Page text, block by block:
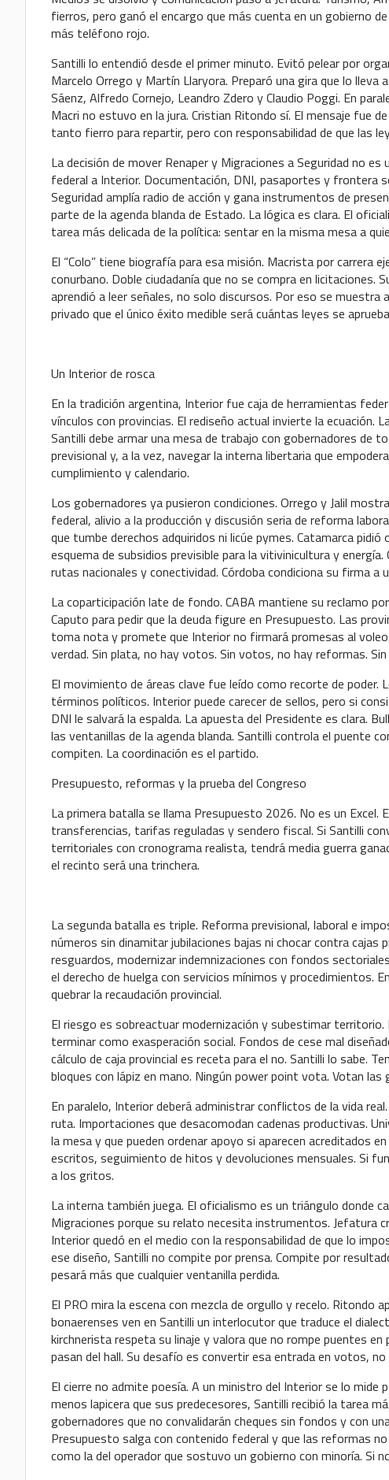
fierros, pero ganó el encargo que más cuenta en un gobierno
más teléfono rojo.
Santilli lo entendió desde el primer minuto. Evitó pelear por
Marcelo Orrego y Martín Llaryora. Preparó una gira que lo
Sáenz, Alfredo Cornejo, Leandro Zdero y Claudio Poggi. En
Macri no estuvo en la jura. Cristian Ritondo sí. El mensaje fue
tanto fierro para repartir, pero con responsabilidad de que las
La decisión de mover Renaper y Migraciones a Seguridad no
federal a Interior. Documentación, DNI, pasaportes y frontera
Seguridad amplía radio de acción y gana instrumentos de
parte de la agenda blanda de Estado. La lógica es clara. El
tarea más delicada de la política: sentar en la misma mesa a
El “Colo” tiene biografía para esa misión. Macrista por carrera
conurbano. Doble ciudadanía que no se compra en licitaciones.
aprendió a leer señales, no solo discursos. Por eso se
privado que el único éxito medible será cuántas leyes se
Un Interior de rosca
En la tradición argentina, Interior fue caja de herramientas
vínculos con provincias. El rediseño actual invierte la ecuación.
Santilli debe armar una mesa de trabajo con gobernadores de
previsional y, a la vez, navegar la interna libertaria que
cumplimiento y calendario.
Los gobernadores ya pusieron condiciones. Orrego y Jalil
federal, alivio a la producción y discusión seria de reforma
que tumbe derechos adquiridos ni licúe pymes. Catamarca
esquema de subsidios previsible para la vitivinicultura y
rutas nacionales y conectividad. Córdoba condiciona su firma a
La coparticipación late de fondo. CABA mantiene su reclamo
Caputo para pedir que la deuda figure en Presupuesto. Las
toma nota y promete que Interior no firmará promesas al
verdad. Sin plata, no hay votos. Sin votos, no hay reformas.
El movimiento de áreas clave fue leído como recorte de
términos políticos. Interior puede carecer de sellos, pero si
DNI le salvará la espalda. La apuesta del Presidente es clara.
las ventanillas de la agenda blanda. Santilli controla el puente
compiten. La coordinación es el partido.
Presupuesto, reformas y la prueba del Congreso
La primera batalla se llama Presupuesto 2026. No es un Excel.
transferencias, tarifas reguladas y sendero fiscal. Si Santilli
territoriales con cronograma realista, tendrá media guerra
el recinto será una trinchera.
La segunda batalla es triple. Reforma previsional, laboral e
números sin dinamitar jubilaciones bajas ni chocar contra cajas
resguardos, modernizar indemnizaciones con fondos
el derecho de huelga con servicios mínimos y procedimientos.
quebrar la recaudación provincial.
El riesgo es sobreactuar modernización y subestimar
terminar como exasperación social. Fondos de cese mal
cálculo de caja provincial es receta para el no. Santilli lo sabe.
bloques con lápiz en mano. Ningún power point vota. Votan las
En paralelo, Interior deberá administrar conflictos de la vida
ruta. Importaciones que desacomodan cadenas productivas.
la mesa y que pueden ordenar apoyo si aparecen acreditados
escritos, seguimiento de hitos y devoluciones mensuales. Si
a los gritos.
La interna también juega. El oficialismo es un triángulo donde
Migraciones porque su relato necesita instrumentos. Jefatura
Interior quedó en el medio con la responsabilidad de que lo
ese diseño, Santilli no compite por prensa. Compite por
pesará más que cualquier ventanilla perdida.
El PRO mira la escena con mezcla de orgullo y recelo. Ritondo
bonaerenses ven en Santilli un interlocutor que traduce el
kirchnerista respeta su linaje y valora que no rompe puentes
pasan del hall. Su desafío es convertir esa entrada en votos,
El cierre no admite poesía. A un ministro del Interior se lo
menos lapicera que sus predecesores, Santilli recibió la tarea
gobernadores que no convalidarán cheques sin fondos y con
Presupuesto salga con contenido federal y que las reformas
como la del operador que sostuvo un gobierno con minoría. Si